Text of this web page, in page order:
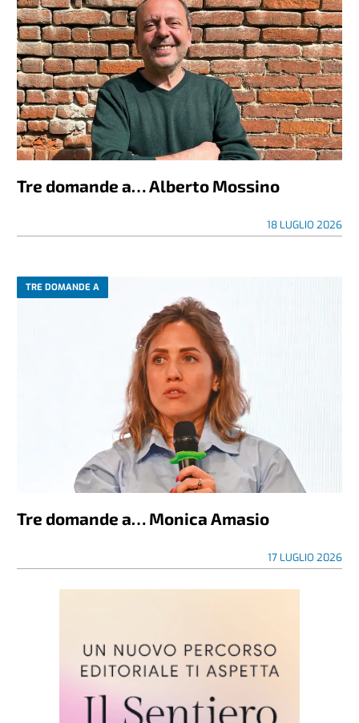
Tre domande a… Alberto Mossino
18 LUGLIO 2026
TRE DOMANDE A
Tre domande a… Monica Amasio
17 LUGLIO 2026